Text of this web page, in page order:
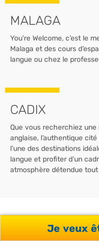
MALAGA
You’re Welcome, c’est le
Malaga et des cours
langue ou chez le
CADIX
Que vous recherchiez une
anglaise, l’authentique
l’une des destinations
langue et profiter d’un
atmosphère détendue tout
FAUT-ILJe veux